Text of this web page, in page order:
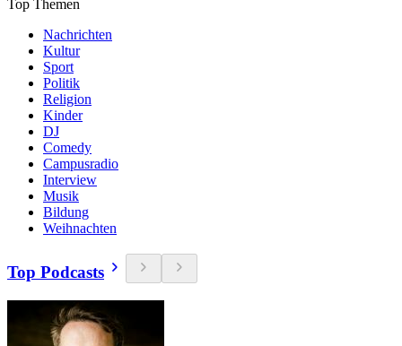
Top Themen
Nachrichten
Kultur
Sport
Politik
Religion
Kinder
DJ
Comedy
Campusradio
Interview
Musik
Bildung
Weihnachten
Top Podcasts